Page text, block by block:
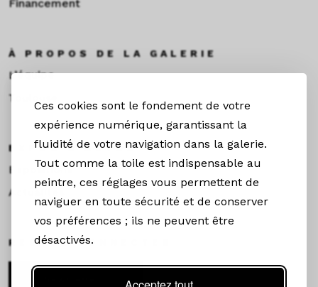
Ces cookies sont le fondement de votre
expérience numérique, garantissant la
fluidité de votre navigation dans la galerie.
Tout comme la toile est indispensable au
peintre, ces réglages vous permettent de
naviguer en toute sécurité et de conserver
vos préférences ; ils ne peuvent être
désactivés.
Financement
À PROPOS DE LA GALERIE
L’équipe
Toulouse
EXPOS & ACTUS
Expositions
Actualités
RESTEZ CONNECTÉS